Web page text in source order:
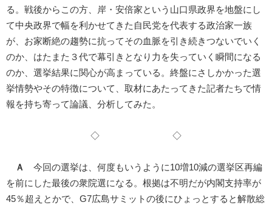
る。戦後からこの方、岸・安倍家という山口県政界を地盤にし
て中央政界で幅を利かせてきた自民党を代表する政治家一族
が、お家断絶の趨勢に抗ってその血脈を引き続きつないでいく
のか、はたまた３代で幕引きとなり力を失っていく瞬間になる
のか、選挙結果に関心が高まっている。終盤にさしかかった選
挙情勢やその特徴について、取材にあたってきた記者たちで情
報を持ち寄って論議、分析してみた。
◇ ◇
Ａ
今回の選挙は、何度もいうように10増10減の選挙区再編
を前にした最後の衆院選になる。根拠は不明だが内閣支持率が
45％超えとかで、G7広島サミットの後にひょっとすると解散総